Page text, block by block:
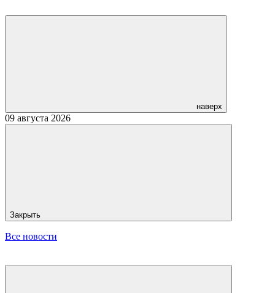
наверх
09 августа 2026
Закрыть
Все новости